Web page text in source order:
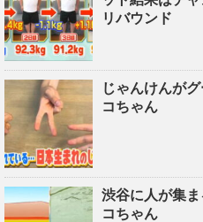
リバウンド
じゃんけんが
コちゃん
渋谷に人が集
コちゃん